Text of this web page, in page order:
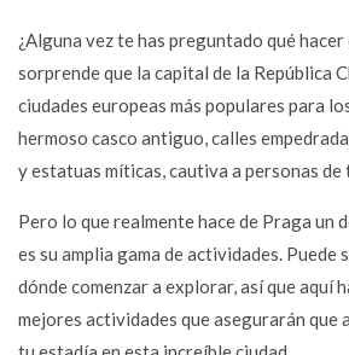
¿Alguna vez te has preguntado qué hacer
sorprende que la capital de la República
ciudades europeas más populares para
hermoso casco antiguo, calles
y estatuas míticas, cautiva a personas de
Pero lo que realmente hace de Praga un
es su amplia gama de actividades. Puede
dónde comenzar a explorar, así que aquí
mejores actividades que asegurarán que